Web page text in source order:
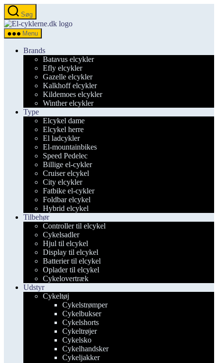
Spring
til
indholdet
Søg
el-
Menu
Brands
Batavus elcykler
Efly elcykler
Gazelle elcykler
Kalkhoff elcykler
Kildemoes elcykler
Winther elcykler
Type
Elcykel dame
Elcykel herre
El ladcykler
El-mountainbikes
Speed Pedelec
Billige el-cykler
Cruiser elcykel
City elcykler
Fatbike el-cykler
Foldbar elcykel
Hybrid elcykel
Tilbehør
Controller til elcykel
Cykelsadler
Hjul til elcykel
Display til elcykel
Batterier til elcykel
Oplader til elcykel
Cykelovertræk
Udstyr
Cykeltøj
Cykelstrømper
Cykelbukser
Cykelshorts
Cykeltrøjer
Cykelsko
Cykelhandsker
Cykeljakker